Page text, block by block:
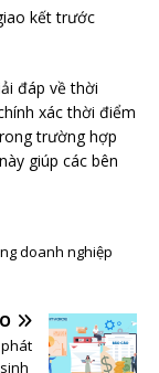
kết trước
đáp về thời
xác thời điểm
trường hợp
giúp các bên
doanh nghiệp
sinh